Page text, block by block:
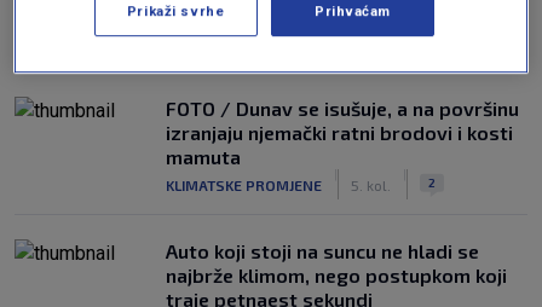
NAJČITANIJE
FOTO / Dunav se isušuje, a na površinu
izranjaju njemački ratni brodovi i kosti
mamuta
KLIMATSKE PROMJENE 5. kol. 2
Auto koji stoji na suncu ne hladi se
najbrže klimom, nego postupkom koji
traje petnaest sekundi
Prikaži svrhe Prihvaćam